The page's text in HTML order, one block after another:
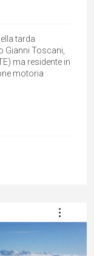
tarda
Gianni Toscani,
ma residente in
motoria